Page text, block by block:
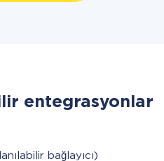
entegrasyonlar
bağlayıcı)